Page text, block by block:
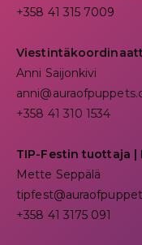
+358 41 315 7009
Anni Saijonkivi
+358 41 310 1534
TIP-Festin tuottaja |
Mette Seppälä
+358 41 3175 091